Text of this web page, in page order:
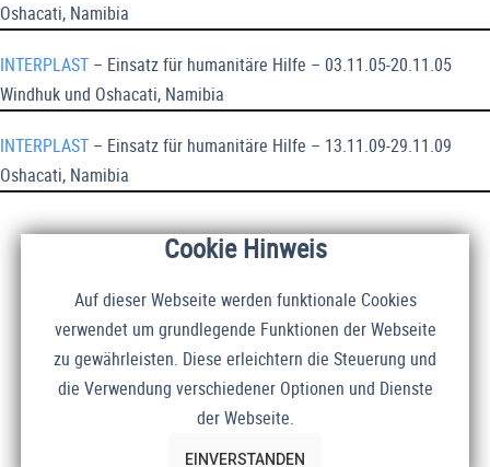
Oshacati, Namibia
INTERPLAST – Einsatz für humanitäre Hilfe – 03.11.05-20.11.05
Windhuk und Oshacati, Namibia
INTERPLAST – Einsatz für humanitäre Hilfe – 13.11.09-29.11.09
Oshacati, Namibia
Cookie Hinweis
Auf dieser Webseite werden funktionale Cookies
verwendet um grundlegende Funktionen der Webseite
zu gewährleisten. Diese erleichtern die Steuerung und
die Verwendung verschiedener Optionen und Dienste
der Webseite.
EINVERSTANDEN